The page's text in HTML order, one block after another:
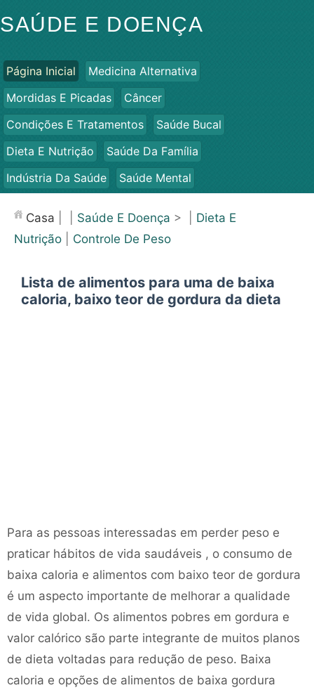
SAÚDE E DOENÇA
Página Inicial
Medicina Alternativa
Mordidas E Picadas
Câncer
Condições E Tratamentos
Saúde Bucal
Dieta E Nutrição
Saúde Da Família
Indústria Da Saúde
Saúde Mental
Saúde
Casa Saúde E Doença > | Dieta E
Nutrição
Controle De Peso
Lista de alimentos para uma de baixa
caloria, baixo teor de gordura da dieta
Para as pessoas interessadas em perder peso e
praticar hábitos de vida saudáveis ​​, o consumo de
baixa caloria e alimentos com baixo teor de gordura
é um aspecto importante de melhorar a qualidade
de vida global. Os alimentos pobres em gordura e
valor calórico são parte integrante de muitos planos
de dieta voltadas para redução de peso. Baixa
caloria e opções de alimentos de baixa gordura